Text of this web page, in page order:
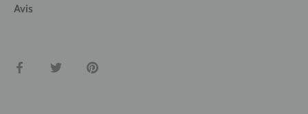
Avis
Partager TweeterÉpingler